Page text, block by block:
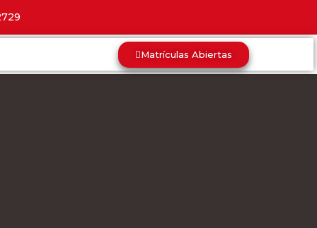
Matrículas Abiertas